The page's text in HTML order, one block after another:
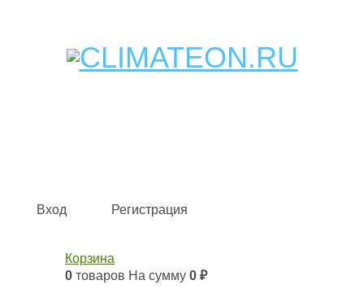
Кондиционеры и сплит-системы, газовые котлы,
Вход Регистрация
Корзина
0 товаров На сумму 0 ₽